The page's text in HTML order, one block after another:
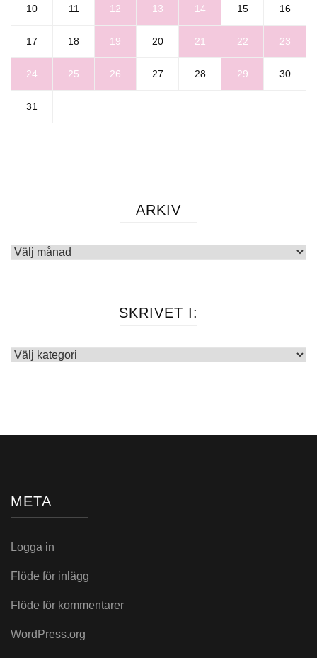
10 11 12 13 14 15 16
17 18 19 20 21 22 23
24 25 26 27 28 29 30
31
ARKIV
Arkiv
SKRIVET I:
Skrivet
META
Logga in
Flöde för inlägg
Flöde för kommentarer
WordPress.org